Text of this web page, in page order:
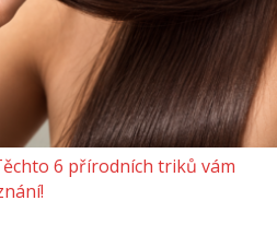
6 přírodních triků vám